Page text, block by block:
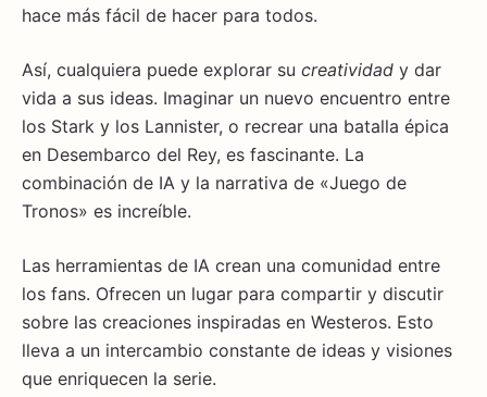
hace más fácil de hacer para todos.
Así, cualquiera puede explorar su creatividad y dar
vida a sus ideas. Imaginar un nuevo encuentro entre
los Stark y los Lannister, o recrear una batalla épica
en Desembarco del Rey, es fascinante. La
combinación de IA y la narrativa de «Juego de
Tronos» es increíble.
Las herramientas de IA crean una comunidad entre
los fans. Ofrecen un lugar para compartir y discutir
sobre las creaciones inspiradas en Westeros. Esto
lleva a un intercambio constante de ideas y visiones
que enriquecen la serie.